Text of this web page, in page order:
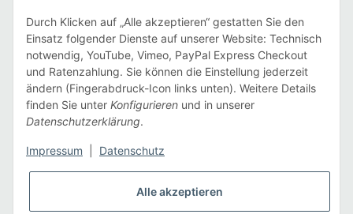
Informationen
Zahlarten
Durch Klicken auf „Alle akzeptieren“ gestatten Sie den
Einsatz folgender Dienste auf unserer Website: Technisch
notwendig, YouTube, Vimeo, PayPal Express Checkout
und Ratenzahlung. Sie können die Einstellung jederzeit
ändern (Fingerabdruck-Icon links unten). Weitere Details
finden Sie unter Konfigurieren und in unserer
Datenschutzerklärung.
Impressum Datenschutz
Alle akzeptieren